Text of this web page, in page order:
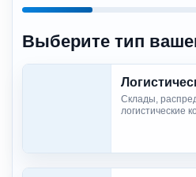
Выберите тип
Склады,
логистические